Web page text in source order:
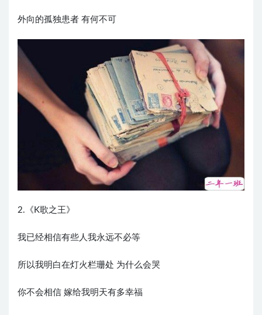
外向的孤独患者 有何不可
2.《K歌之王》
我已经相信有些人我永远不必等
所以我明白在灯火栏珊处 为什么会哭
你不会相信 嫁给我明天有多幸福